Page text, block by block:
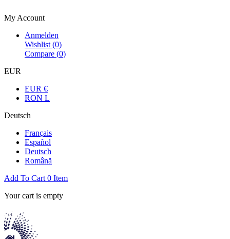
My Account
Anmelden
Wishlist (0)
Compare (0)
EUR
EUR €
RON L
Deutsch
Français
Español
Deutsch
Română
Add To Cart 0 Item
Your cart is empty